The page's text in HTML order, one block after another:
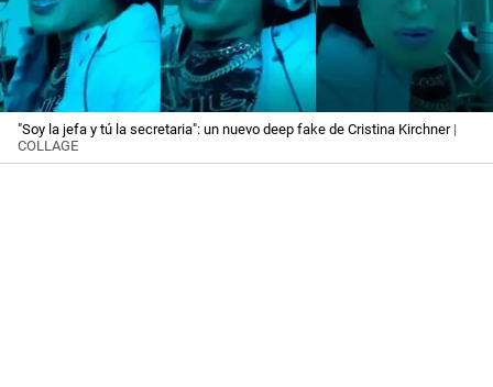
"Soy la jefa y tú la secretaria": un nuevo deep fake de Cristina Kirchner |
COLLAGE